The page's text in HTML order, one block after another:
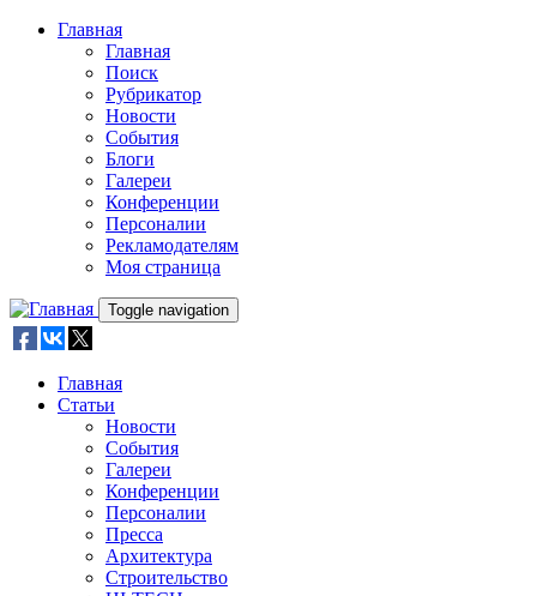
Skip to main content
Главная
Главная
Поиск
Рубрикатор
Новости
События
Блоги
Галереи
Конференции
Персоналии
Рекламодателям
Моя страница
Toggle navigation
Главная
Статьи
Новости
События
Галереи
Конференции
Персоналии
Пресса
Архитектура
Строительство